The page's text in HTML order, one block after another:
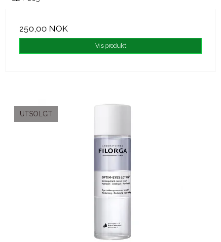
250,00 NOK
Vis produkt
UTSOLGT